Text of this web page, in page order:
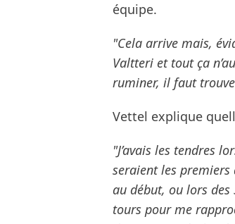
équipe.
"Cela arrive mais,
Valtteri et tout ça
ruminer, il faut
Vettel explique
"J’avais les tendres
seraient les premiers
au début, ou lors des
tours pour me